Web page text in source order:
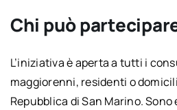
Chi può
L’iniziativa è aperta a tutti i
maggiorenni, residenti o
Repubblica di San Marino.